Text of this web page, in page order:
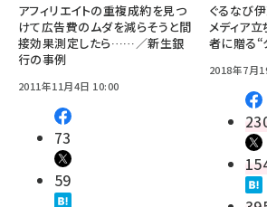
アフィリエイトの重複成約を見つ
けて広告費のムダを減らそうと間
接効果測定したら……／新生銀
行の事例
2011年11月4日 10:00
73
59
ぐるなび
メディア
者に贈る“
2018年7月